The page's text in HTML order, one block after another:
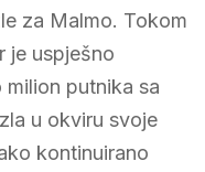
za Malmo. Tokom
je uspješno
putnika sa
u okviru svoje
kontinuirano